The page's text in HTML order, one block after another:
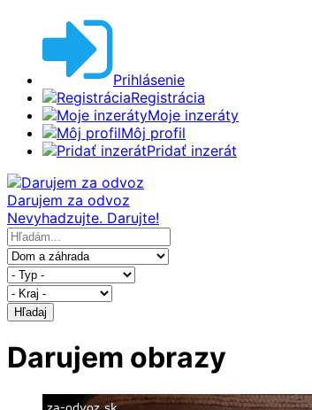
Prihlásenie
Registrácia
Moje inzeráty
Môj profil
Pridať inzerát
Darujem za odvoz
Nevyhadzujte. Darujte!
Hľadaj
Darujem obrazy